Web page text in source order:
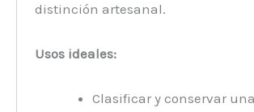
distinción artesanal.
Usos ideales:
Clasificar y conservar